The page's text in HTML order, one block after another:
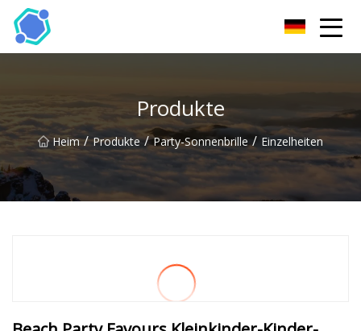
Produkte
Heim / Produkte / Party-Sonnenbrille / Einzelheiten